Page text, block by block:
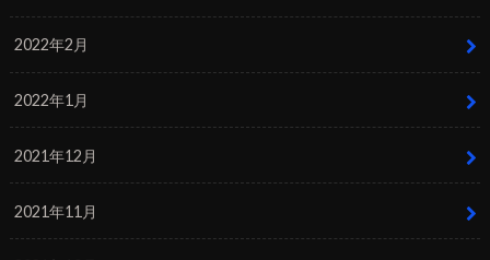
2022年2月
2022年1月
2021年12月
2021年11月